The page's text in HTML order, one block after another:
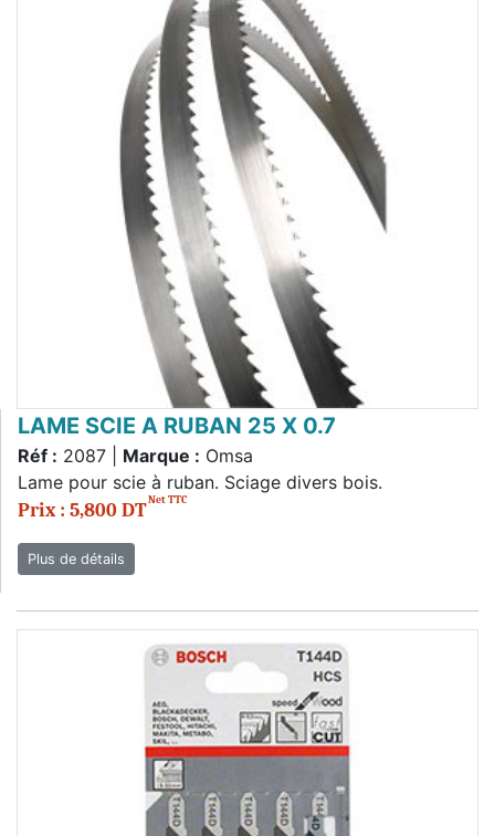
LAME SCIE A RUBAN 25 X 0.7
Réf : 2087 | Marque : Omsa
Lame pour scie à ruban. Sciage divers bois.
Prix : 5,800 DTNet TTC
Plus de détails